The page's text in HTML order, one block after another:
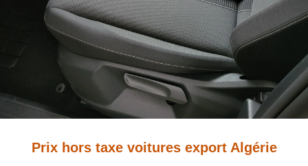
Prix hors taxe voitures export Algérie